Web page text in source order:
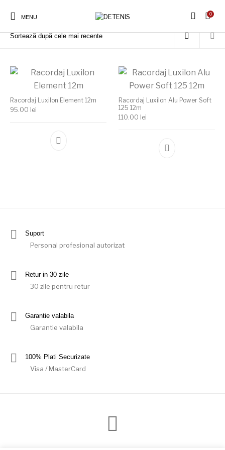
MENU
0
Prima pagină Produse etichetate „Racordaj moale Luxilon”
Racordaj Luxilon Element 12m
95.00 lei
Acest produs are mai multe variații.
Racordaj Luxilon Alu Power Soft
125 12m
110.00 lei
Suport
Personal profesional autorizat
Retur in 30 zile
30 zile pentru retur
Garantie valabila
Garantie valabila
100% Plati Securizate
Visa / MasterCard